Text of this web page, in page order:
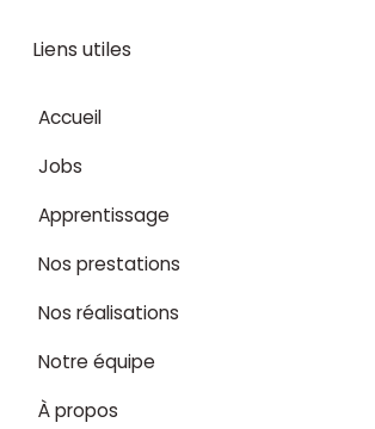
Liens utiles
Accueil
Jobs
Apprentissage
Nos prestations
Nos réalisations
Notre équipe
À propos